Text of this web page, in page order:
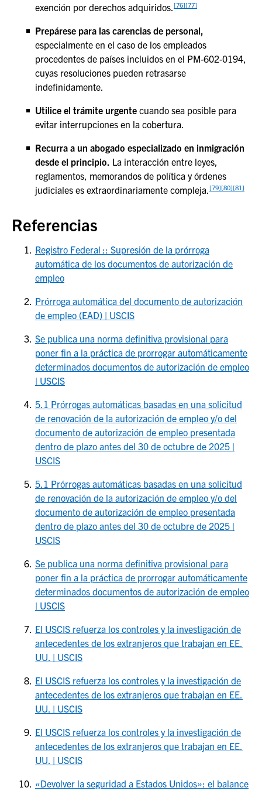
exención por derechos adquiridos.[76][77]
Prepárese para las carencias de personal,
especialmente en el caso de los empleados
procedentes de países incluidos en el PM-602-0194,
cuyas resoluciones pueden retrasarse
indefinidamente.
Utilice el trámite urgente cuando sea posible para
evitar interrupciones en la cobertura.
Recurra a un abogado especializado en inmigración
desde el principio. La interacción entre leyes,
reglamentos, memorandos de política y órdenes
judiciales es extraordinariamente compleja.[79][80][81]
Referencias
Registro Federal :: Supresión de la prórroga
automática de los documentos de autorización de
empleo
Prórroga automática del documento de autorización
de empleo (EAD) | USCIS
Se publica una norma definitiva provisional para
poner fin a la práctica de prorrogar automáticamente
determinados documentos de autorización de empleo
| USCIS
5.1 Prórrogas automáticas basadas en una solicitud
de renovación de la autorización de empleo y/o del
documento de autorización de empleo presentada
dentro de plazo antes del 30 de octubre de 2025 |
USCIS
5.1 Prórrogas automáticas basadas en una solicitud
de renovación de la autorización de empleo y/o del
documento de autorización de empleo presentada
dentro de plazo antes del 30 de octubre de 2025 |
USCIS
Se publica una norma definitiva provisional para
poner fin a la práctica de prorrogar automáticamente
determinados documentos de autorización de empleo
| USCIS
El USCIS refuerza los controles y la investigación de
antecedentes de los extranjeros que trabajan en EE.
UU. | USCIS
El USCIS refuerza los controles y la investigación de
antecedentes de los extranjeros que trabajan en EE.
UU. | USCIS
El USCIS refuerza los controles y la investigación de
antecedentes de los extranjeros que trabajan en EE.
UU. | USCIS
«Devolver la seguridad a Estados Unidos»: el balance